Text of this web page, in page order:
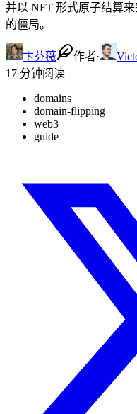
并以 NFT 形式原子结算
的僵局。
卞芬薇 作者·
17 分钟阅读
domains
domain-flipping
web3
guide